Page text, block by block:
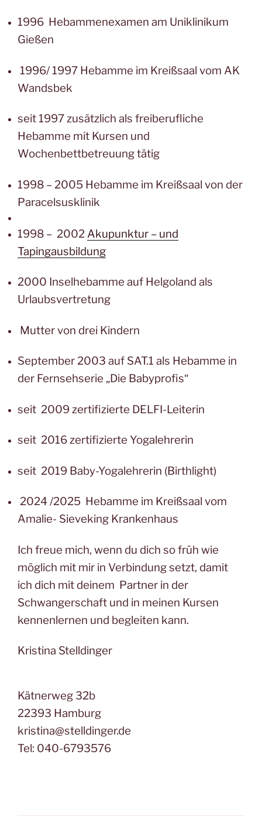
1996 Hebammenexamen am Uniklinikum
Gießen
1996/ 1997 Hebamme im Kreißsaal vom AK
Wandsbek
seit 1997 zusätzlich als freiberufliche
Hebamme mit Kursen und
Wochenbettbetreuung tätig
1998 – 2005 Hebamme im Kreißsaal von der
Paracelsusklinik
1998 – 2002 Akupunktur – und
Tapingausbildung
2000 Inselhebamme auf Helgoland als
Urlaubsvertretung
Mutter von drei Kindern
September 2003 auf SAT.1 als Hebamme in
der Fernsehserie „Die Babyprofis“
seit 2009 zertifizierte DELFI-Leiterin
seit 2016 zertifizierte Yogalehrerin
seit 2019 Baby-Yogalehrerin (Birthlight)
2024 /2025 Hebamme im Kreißsaal vom
Amalie- Sieveking Krankenhaus
Ich freue mich, wenn du dich so früh wie
möglich mit mir in Verbindung setzt, damit
ich dich mit deinem Partner in der
Schwangerschaft und in meinen Kursen
kennenlernen und begleiten kann.
Kristina Stelldinger
Kätnerweg 32b
22393 Hamburg
kristina@stelldinger.de
Tel: 040-6793576